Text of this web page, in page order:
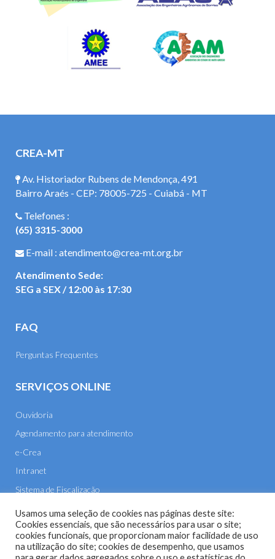
CREA-MT
Av. Historiador Rubens de Mendonça, 491
Bairro Araés - CEP: 78005-725 - Cuiabá - MT
Telefones :
(65) 3315-3000
E-mail : atendimento@crea-mt.org.br
Atendimento Sede:
SEG a SEX / 12:00 às 17:30
FAQ
Perguntas Frequentes
SERVIÇOS ONLINE
Ouvidoria
Agendamento para atendimento
e-Crea
Intranet
Sistema de Fiscalização
E-mail
Usamos uma seleção de cookies nas páginas deste site:
Cookies essenciais, que são necessários para usar o site;
cookies funcionais, que proporcionam maior facilidade de uso
na utilização do site; cookies de desempenho, que usamos